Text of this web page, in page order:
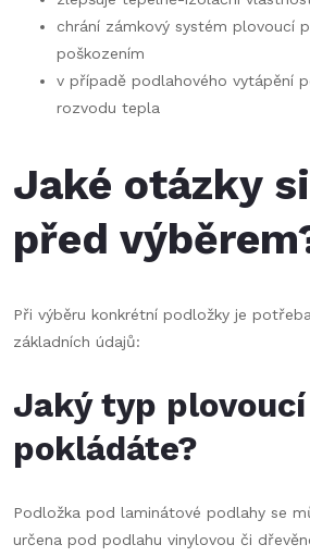
chrání zámkový systém plovoucí
poškozením
v případě podlahového vytápění
rozvodu tepla
Jaké otázky
před
Při výběru konkrétní podložky je
základních údajů:
Jaký typ
pokládáte?
Podložka pod laminátové podlahy se
určena pod podlahu vinylovou či